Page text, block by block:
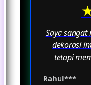
Saya sangat
dekorasi
tetapi
Rahul***